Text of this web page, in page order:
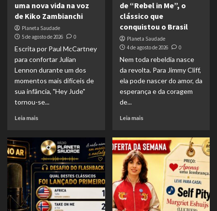
uma nova vida na voz
de Kiko Zambianchi
Planeta Saudade
5 de agosto de 2026
0
Escrita por Paul McCartney
para confortar Julian
Lennon durante um dos
momentos mais difíceis de
sua infância, "Hey Jude"
tornou-se...
Leia mais
de “Rebel in Me”, o
clássico que
conquistou o Brasil
Planeta Saudade
4 de agosto de 2026
0
Nem toda rebeldia nasce
da revolta. Para Jimmy Cliff,
ela pode nascer do amor, da
esperança e da coragem
de...
Leia mais